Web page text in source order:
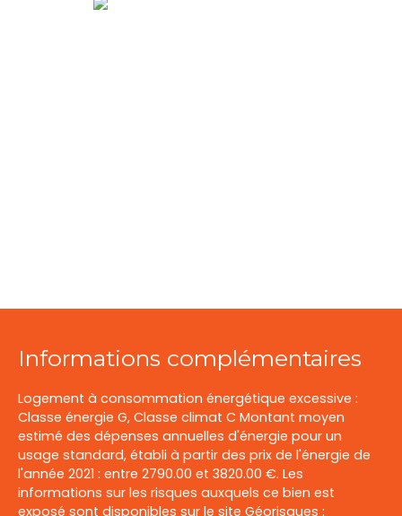
Informations complémentaires
Logement à consommation énergétique excessive :
Classe énergie G, Classe climat C Montant moyen
estimé des dépenses annuelles d'énergie pour un
usage standard, établi à partir des prix de l'énergie de
l'année 2021 : entre 2790.00 et 3820.00 €. Les
informations sur les risques auxquels ce bien est
exposé sont disponibles sur le site Géorisques :